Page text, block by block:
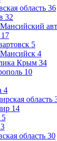
область 36
32
17
5
4
Крым 34
10
4
область
14
5
3
область 30